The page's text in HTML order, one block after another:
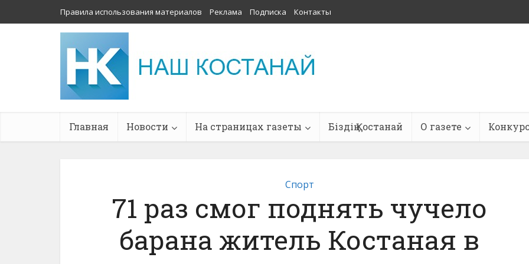
Правила использования материалов Реклама Подписка Контакты
Главная Новости На страницах газеты Біздің Қостанай О газете
Спорт
71 раз смог поднять чучело
барана житель Костаная в